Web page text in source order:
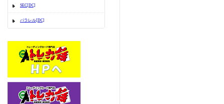
SEC[DC]
パラレル[DC]